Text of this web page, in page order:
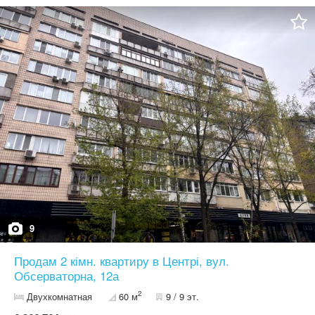
15 хвилин. Поруч з будинком вся необхідна соціальна
інфраструктура. 044 200 10 80
9
Продам 2 кімн. квартиру в Центрі, вул.
Обсерваторна, 12а
Двухкомнатная 60 м2 9 / 9 эт.